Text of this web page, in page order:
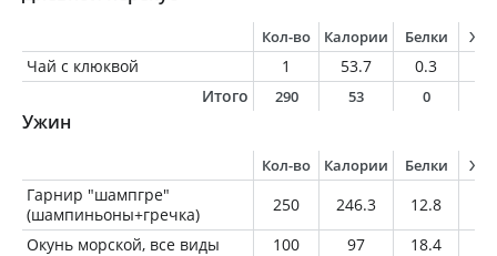
Кол-во Калории Белки
Чай с клюквой 1 53.7 0.3
Итого
290 53 0
Ужин
Кол-во Калории Белки
Гарнир "шампгре"
(шампиньоны+гречка)
250 246.3 12.8
Окунь морской, все виды
100 97 18.4